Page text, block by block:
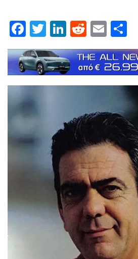
Facebook
Twitter
LinkedIn
Reddit
Email